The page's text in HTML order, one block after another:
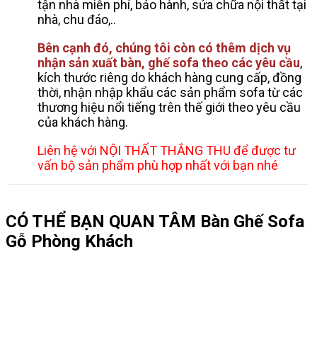
tận nhà miễn phí, bảo hành, sửa chữa nội thất tại
nhà, chu đáo,..
Bên cạnh đó, chúng tôi còn có thêm dịch vụ
nhận sản xuất bàn, ghế sofa theo các yêu cầu,
kích thước riêng do khách hàng cung cấp, đồng
thời, nhận nhập khẩu các sản phẩm sofa từ các
thương hiệu nổi tiếng trên thế giới theo yêu cầu
của khách hàng.
Liên hệ với NỘI THẤT THẮNG THU để được tư
vấn bộ sản phẩm phù hợp nhất với bạn nhé
CÓ THỂ BẠN QUAN TÂM Bàn Ghế Sofa
Gỗ Phòng Khách